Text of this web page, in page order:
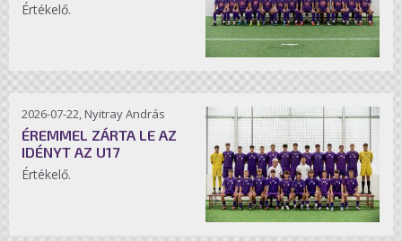
Értékelő.
2026-07-22, Nyitray András
ÉREMMEL ZÁRTA LE AZ
IDÉNYT AZ U17
Értékelő.